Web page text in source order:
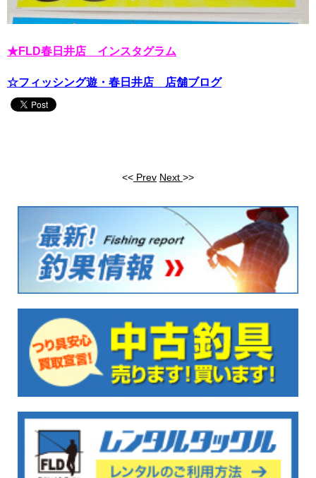
★FLD春日井店 インスタグラム
☆フィッシング遊・春日井店 店舗ブログ
<< Prev Next >>